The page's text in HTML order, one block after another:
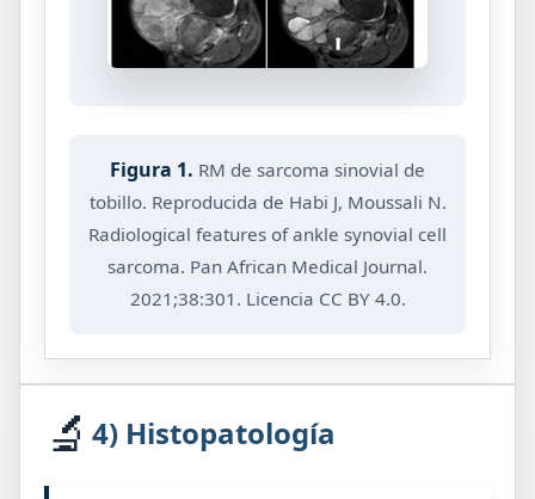
Figura 1. RM de sarcoma sinovial de
tobillo. Reproducida de Habi J, Moussali N.
Radiological features of ankle synovial cell
sarcoma. Pan African Medical Journal.
2021;38:301. Licencia CC BY 4.0.
🔬 4) Histopatología